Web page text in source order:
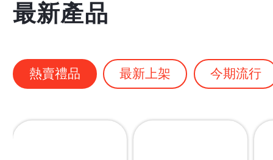
最新產品
熱賣禮品 最新上架 今期流行